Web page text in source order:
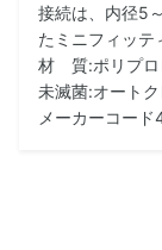
接続は、内径5
たミニフィッテ
材 質:ポリプロ
未滅菌:オート
メーカーコー